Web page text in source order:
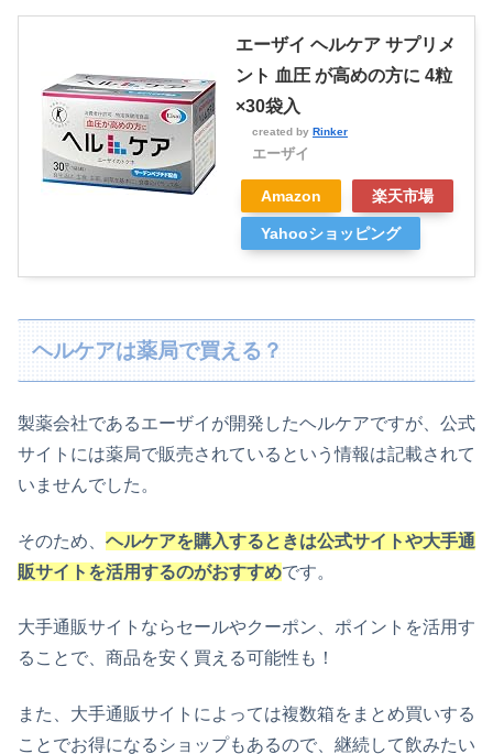
エーザイ ヘルケア サプリメ
ント 血圧 が高めの方に 4粒
×30袋入
created by Rinker
エーザイ
Amazon 楽天市場
Yahooショッピング
ヘルケアは薬局で買える？
製薬会社であるエーザイが開発したヘルケアですが、公式
サイトには薬局で販売されているという情報は記載されて
いませんでした。
そのため、 ヘルケアを購入するときは公式サイトや大手通
販サイトを活用するのがおすすめです。
大手通販サイトならセールやクーポン、ポイントを活用す
ることで、商品を安く買える可能性も！
また、大手通販サイトによっては複数箱をまとめ買いする
ことでお得になるショップもあるので、継続して飲みたい